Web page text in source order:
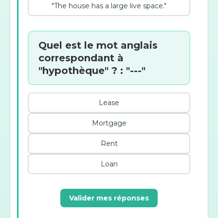
"The house has a large live space."
Quel est le mot anglais
correspondant à
"hypothèque" ? : "---"
Lease
Mortgage
Rent
Loan
Valider mes réponses